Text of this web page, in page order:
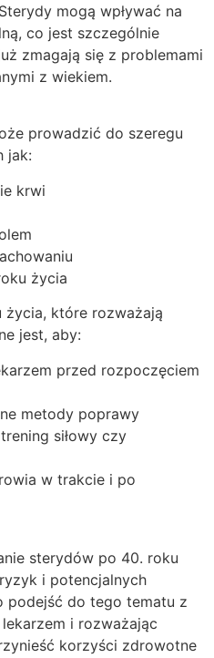
Sterydy mogą wpływać na
co jest szczególnie
zmagają się z problemami
z wiekiem.
prowadzić do szeregu
jak:
krwi
życia
które rozważają
jest, aby:
przed rozpoczęciem
metody poprawy
siłowy czy
w trakcie i po
sterydów po 40. roku
i potencjalnych
podejść do tego tematu z
i rozważając
korzyści zdrowotne